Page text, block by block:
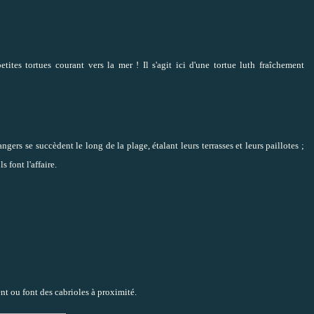
tortues courant vers la mer ! Il s'agit ici d'une tortue luth fraîchement
se succèdent le long de la plage, étalant leurs terrasses et leurs paillotes ;
font l'affaire.
ou font des cabrioles à proximité.